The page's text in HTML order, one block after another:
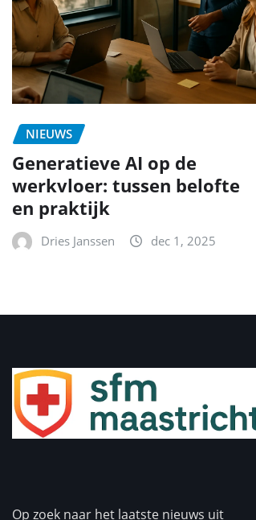
NIEUWS
Generatieve AI op de
werkvloer: tussen belofte
en praktijk
Dries Janssen dec 1, 2025
Op zoek naar het laatste nieuws uit